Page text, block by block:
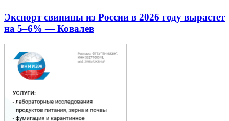
Экспорт свинины из России в 2026 году вырастет
на 5–6% — Ковалев